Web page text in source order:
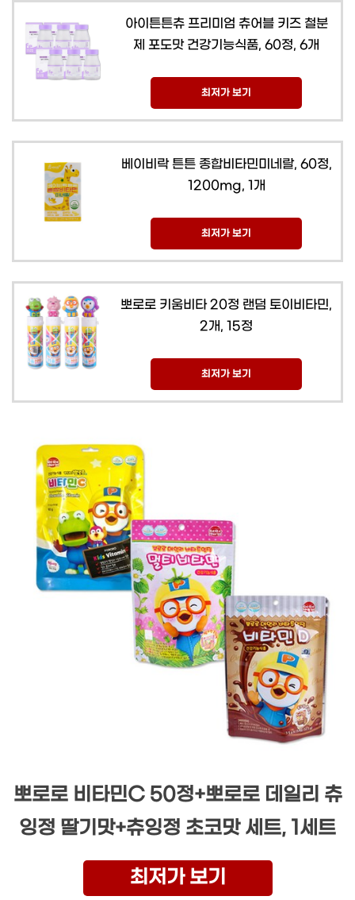
아이튼튼츄 프리미엄 츄어블 키즈 철분
제 포도맛 건강기능식품, 60정, 6개
최저가 보기
베이비락 튼튼 종합비타민미네랄, 60정,
1200mg, 1개
최저가 보기
뽀로로 키움비타 20정 랜덤 토이비타민,
2개, 15정
최저가 보기
뽀로로 비타민C 50정+뽀로로 데일리 츄
잉정 딸기맛+츄잉정 초코맛 세트, 1세트
최저가 보기